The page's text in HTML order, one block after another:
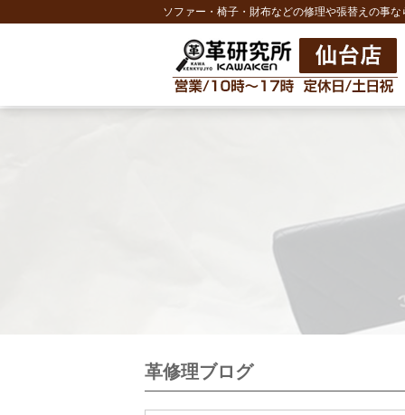
ソファー・椅子・財布などの修理や張替えの事
革修理ブログ